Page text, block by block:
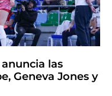
anuncia las
Geneva Jones y